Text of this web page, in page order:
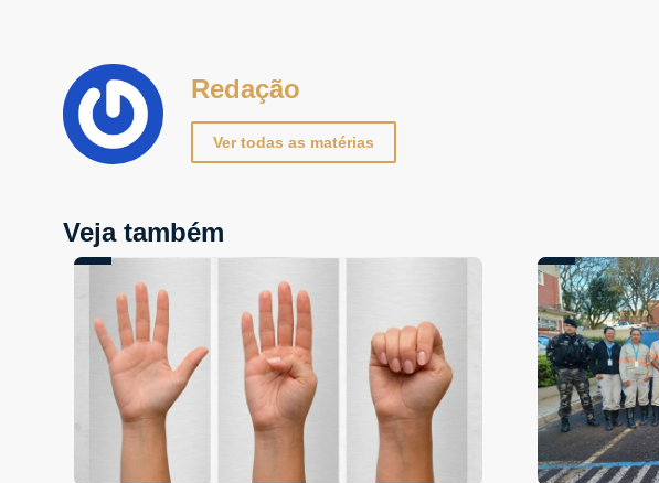
Redação
Ver todas as matérias
Veja também